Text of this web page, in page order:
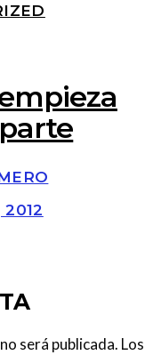
2012
será publicada. Los